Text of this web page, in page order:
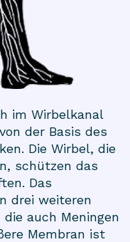
im Wirbelkanal
der Basis des
Die Wirbel, die
schützen das
Das
drei weiteren
auch Meningen
Membran ist